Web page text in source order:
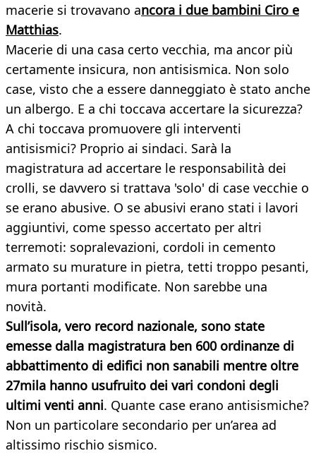
macerie si trovavano ancora i due bambini Ciro e
Matthias.
Macerie di una casa certo vecchia, ma ancor più
certamente insicura, non antisismica. Non solo
case, visto che a essere danneggiato è stato anche
un albergo. E a chi toccava accertare la sicurezza?
A chi toccava promuovere gli interventi
antisismici? Proprio ai sindaci. Sarà la
magistratura ad accertare le responsabilità dei
crolli, se davvero si trattava 'solo' di case vecchie o
se erano abusive. O se abusivi erano stati i lavori
aggiuntivi, come spesso accertato per altri
terremoti: sopralevazioni, cordoli in cemento
armato su murature in pietra, tetti troppo pesanti,
mura portanti modificate. Non sarebbe una
novità.
Sull’isola, vero record nazionale, sono state
emesse dalla magistratura ben 600 ordinanze di
abbattimento di edifici non sanabili mentre oltre
27mila hanno usufruito dei vari condoni degli
ultimi venti anni. Quante case erano antisismiche?
Non un particolare secondario per un’area ad
altissimo rischio sismico.